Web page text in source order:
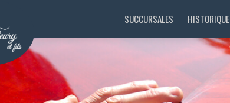
SUCCURSALES HISTORIQUE